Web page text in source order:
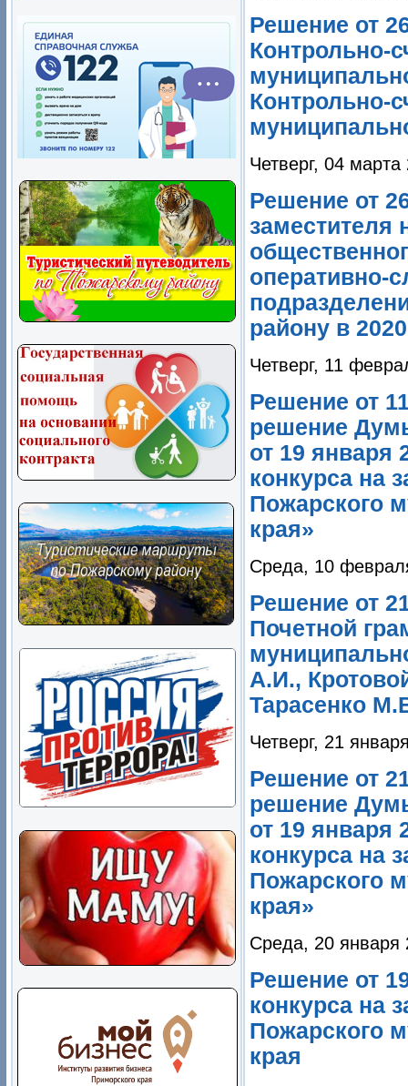
Решение от
Контрольно-
Контрольно-
Четверг, 04
Решение от
заместителя
оперативно-
району в
Четверг, 11
Решение от
решение
от 19 января
конкурса на
Пожарского
края»
Среда, 10
Решение от
Почетной
А.И.,
Тарасенко
Четверг, 21
Решение от
решение
от 19 января
конкурса на
Пожарского
края»
Среда, 20 января
Решение от
конкурса на
Пожарского
края